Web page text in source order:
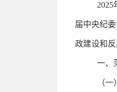
届中央纪
政建设和
一、
（